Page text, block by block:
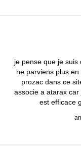
je pense que je
ne parviens plus
prozac dans ce
associe a atarax car
est efficace